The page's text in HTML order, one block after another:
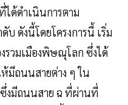
ด้ดำเนินการตาม
ดังนี้โดยโครงการนี้ เริ่ม
รวมเมืองพิษณุโลก ซึ่งได้
มีถนนสายต่าง ๆ ใน
ซึ่งมีถนนสาย ฉ ที่ผ่านที่